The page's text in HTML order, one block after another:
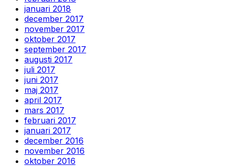
januari 2018
december 2017
november 2017
oktober 2017
september 2017
augusti 2017
juli 2017
juni 2017
maj 2017
april 2017
mars 2017
februari 2017
januari 2017
december 2016
november 2016
oktober 2016